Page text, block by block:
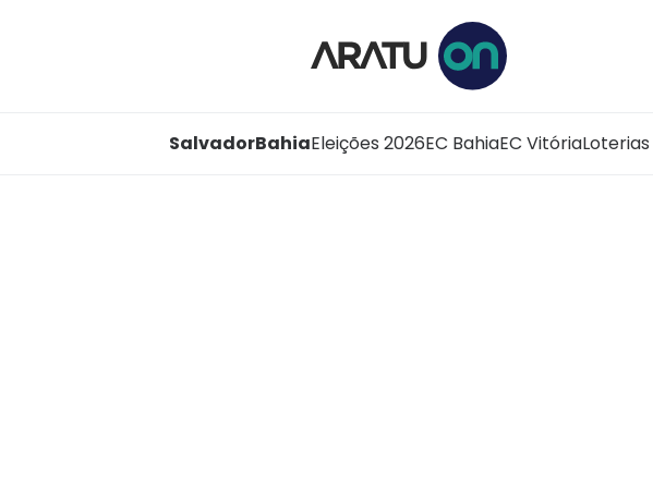
SalvadorBahiaEleições 2026EC BahiaEC VitóriaLoterias